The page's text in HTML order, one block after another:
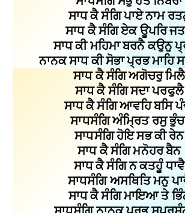
ਸਾਧ ਕੈ ਸੰਗਿ ਪਾਏ ਨਾਮ
ਸਾਧ ਕੈ ਸੰਗਿ ਏਕ ਊਪਰਿ
ਸਾਧ ਕੀ ਮਹਿਮਾ ਬਰਨੈ ਕਉਨੁ
ਨਾਨਕ ਸਾਧ ਕੀ ਸੋਭਾ ਪ੍ਰਭ ਮਾਹਿ
ਸਾਧ ਕੈ ਸੰਗਿ ਅਗੋਚਰੁ
ਸਾਧ ਕੈ ਸੰਗਿ ਸਦਾ
ਸਾਧ ਕੈ ਸੰਗਿ ਆਵਹਿ ਬਸਿ
ਸਾਧਸੰਗਿ ਅੰਮ੍ਰਿਤ ਰਸੁ
ਸਾਧਸੰਗਿ ਹੋਇ ਸਭ ਕੀ
ਸਾਧ ਕੈ ਸੰਗਿ ਮਨੋਹਰ ਬੈਨ
ਸਾਧ ਕੈ ਸੰਗਿ ਨ ਕਤਹੂੰ
ਸਾਧਸੰਗਿ ਅਸਥਿਤਿ ਮਨੁ
ਸਾਧ ਕੈ ਸੰਗਿ ਮਾਇਆ ਤੇ